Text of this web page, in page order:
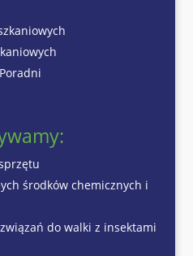
środków chemicznych i
do walki z insektami